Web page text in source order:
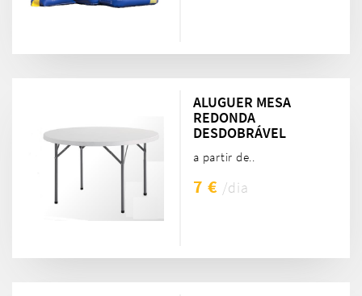
ALUGUER MESA
REDONDA
DESDOBRÁVEL
a partir de..
7 € /dia